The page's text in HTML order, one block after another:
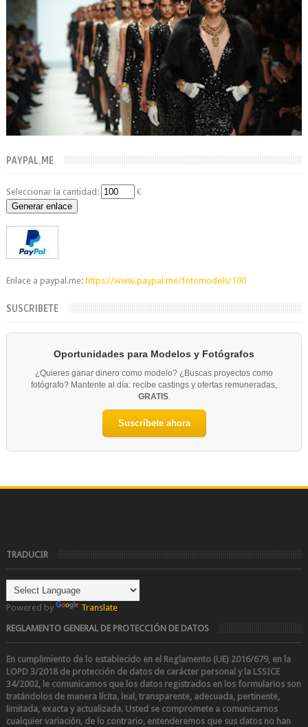
PAYPAL.ME
Seleccionar la cantidad:
€
Generar enlace
Enlace a paypal.me: https://www.paypal.me/fotomodels/100
SUSCRIBETE
Oportunidades para Modelos y Fotógrafos
¿Quieres ganar dinero como modelo? ¿Buscas proyectos como
fotógrafo? Mantente al día: recibe castings y ofertas remuneradas,
GRATIS.
Suscríbete ahora
TRADUCIR
Powered by
Translate
REGLAMENTO GENERAL DE PROTECCIÓN DE DATOS
En cumplimiento de lo establecido en el Reglamento (UE) 2016/679, en la
LOPD 3/2018 de protección de datos de carácter personal y la LSSICE
34/2002, le comunicamos que los datos registrados en los formularios son
tratándolos de manera lícita, leal, transparente, adecuada, pertinente,
limitada, exacta y actualizada. Usted se compromete a comunicarnos
cualquier variación, de lo contrario, entenderemos que sus datos no han